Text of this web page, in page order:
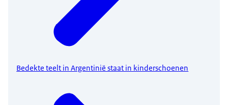
Bedekte teelt in Argentinië staat in kinderschoenen